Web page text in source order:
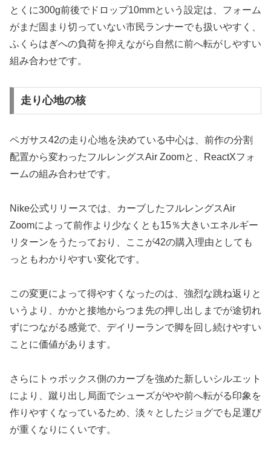
とくに300g前後でドロップ10mmという設定は、フォーム
がまだ固まり切っていない市民ランナーでも扱いやすく、
ふくらはぎへの負荷を抑えながら自然に前へ転がしやすい
組み合わせです。
走り心地の核
ペガサス42の走り心地を決めている中心は、前作の分割
配置から変わったフルレングスAir Zoomと、ReactXフォ
ームの組み合わせです。
Nike公式リリースでは、カーブしたフルレングスAir
Zoomによって前作より少なくとも15％大きいエネルギー
リターンをうたっており、ここが42の購入理由としても
っともわかりやすい変化です。
この変更によって得やすくなったのは、強烈な跳ね返りと
いうより、かかと接地からつま先の押し出しまでが途切れ
ずにつながる感覚で、デイリーランで脚を回し続けやすい
ことに価値があります。
さらにトゥボックス側のカーブを強めた新しいシルエット
により、蹴り出し局面でシューズがやや前へ転がる印象を
作りやすくなっているため、淡々としたジョグでも足運び
が重くなりにくいです。